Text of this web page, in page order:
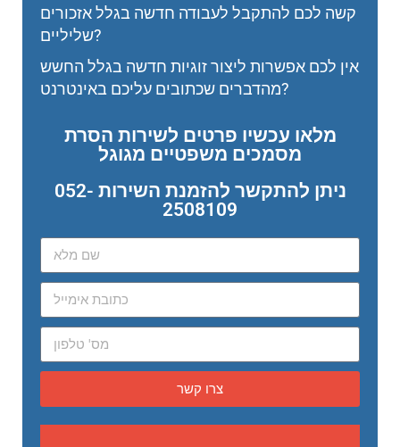
קשה לכם להתקבל לעבודה חדשה בגלל אזכורים
שליליים?
אין לכם אפשרות ליצור זוגיות חדשה בגלל החשש
מהדברים שכתובים עליכם באינטרנט?
מלאו עכשיו פרטים לשירות הסרת
מסמכים משפטיים מגוגל
ניתן להתקשר להזמנת השירות 052-
2508109
צרו קשר